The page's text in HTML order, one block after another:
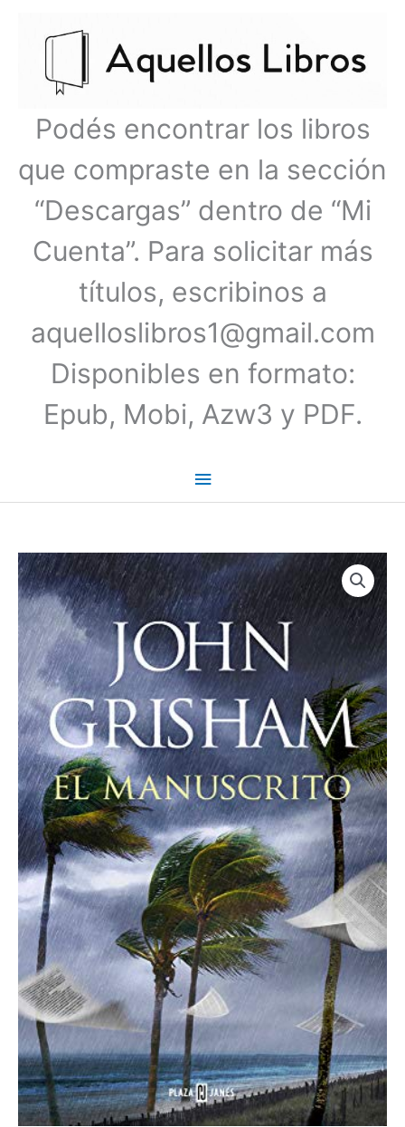
Podés encontrar los libros
que compraste en la sección
“Descargas” dentro de “Mi
Cuenta”. Para solicitar más
títulos, escribinos a
aquelloslibros1@gmail.com
Disponibles en formato:
Epub, Mobi, Azw3 y PDF.
principal
El
manuscrito
(Camino
Island
#02)
-
John
Grisham
cantidad